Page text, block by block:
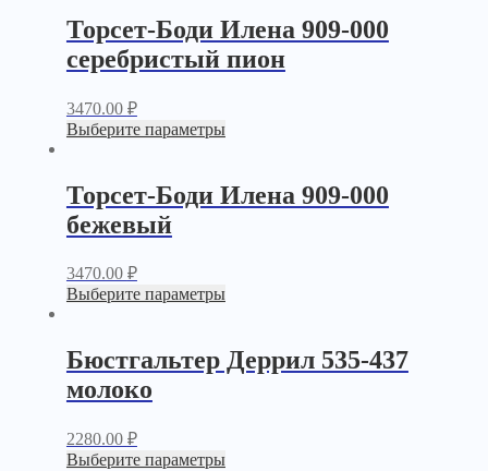
Торсет-Боди Илена 909-000
серебристый пион
3470.00 ₽
Выберите параметры
Торсет-Боди Илена 909-000
бежевый
3470.00 ₽
Выберите параметры
Бюстгальтер Деррил 535-437
молоко
2280.00 ₽
Выберите параметры